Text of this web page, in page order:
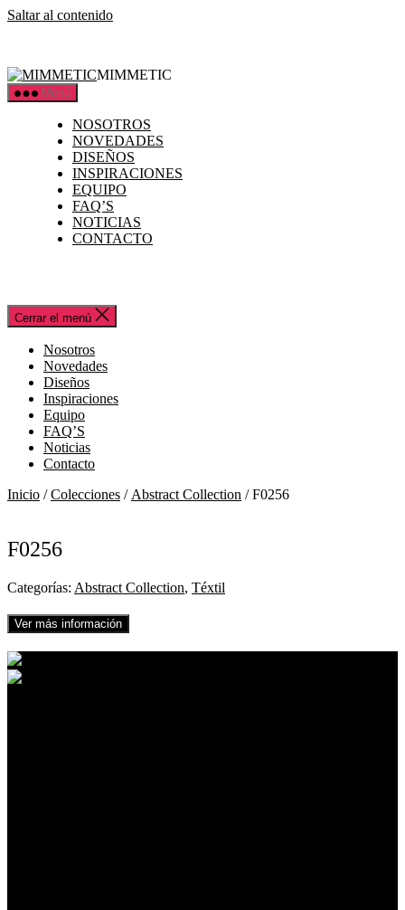
Saltar al contenido
MIMMETIC
Menú
NOSOTROS
NOVEDADES
DISEÑOS
INSPIRACIONES
EQUIPO
FAQ’S
NOTICIAS
CONTACTO
Cerrar el menú
Nosotros
Novedades
Diseños
Inspiraciones
Equipo
FAQ’S
Noticias
Contacto
Inicio /Colecciones / Abstract Collection / F0256
F0256
Categorías: Abstract Collection, Téxtil
Ver más información